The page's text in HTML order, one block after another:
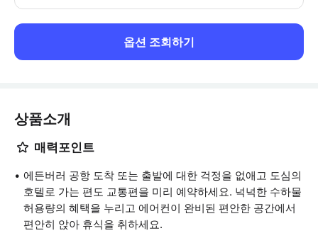
옵션 조회하기
상품소개
매력포인트
에든버러 공항 도착 또는 출발에 대한 걱정을 없애고 도심의
호텔로 가는 편도 교통편을 미리 예약하세요. 넉넉한 수하물
허용량의 혜택을 누리고 에어컨이 완비된 편안한 공간에서
편안히 앉아 휴식을 취하세요.